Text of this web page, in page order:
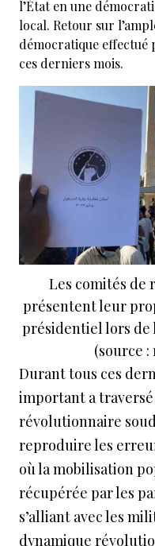
l’État en une
local. Retour sur
démocratique effectué
ces derniers mois.
Les comités de
présentent leur
présidentiel lors de
(source :
Durant tous ces
important a
révolutionnaire
reproduire les
où la mobilisation
récupérée par les
s’alliant avec les
dynamique